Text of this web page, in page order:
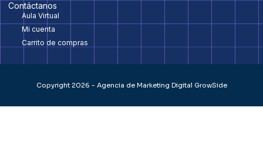
Contáctanos
Aula Virtual
Mi cuenta
Carrito de compras
Copyright 2026 - Agencia de Marketing Digital GrowSide